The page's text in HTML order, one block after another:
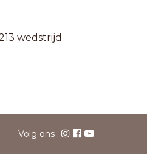
wedstrijd
Volg ons :